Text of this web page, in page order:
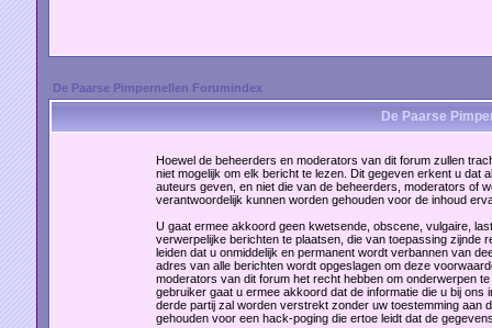
De Paarse Pimpernellen Forumindex
De Paarse
Hoewel de beheerders en moderators van dit forum zullen
niet mogelijk om elk bericht te lezen. Dit gegeven erkent u dat
auteurs geven, en niet die van de beheerders, moderators of
verantwoordelijk kunnen worden gehouden voor de inhoud
U gaat ermee akkoord geen kwetsende, obscene, vulgaire,
verwerpelijke berichten te plaatsen, die van toepassing zijnde
leiden dat u onmiddelijk en permanent wordt verbannen van
adres van alle berichten wordt opgeslagen om deze
moderators van dit forum het recht hebben om onderwerpen
gebruiker gaat u ermee akkoord dat de informatie die u bij
derde partij zal worden verstrekt zonder uw toestemming aan
gehouden voor een hack-poging die ertoe leidt dat de